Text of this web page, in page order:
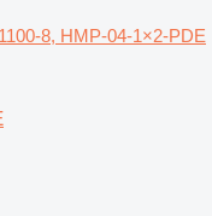
8, HMP-04-1×2-PDE